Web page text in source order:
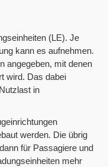
(LE). Je
kann es aufnehmen.
angegeben, mit denen
wird. Das dabei
in
werden. Die übrig
für Passagiere und
mehr